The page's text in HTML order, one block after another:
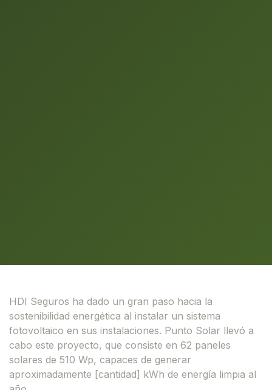
HDI Seguros ha dado un gran paso hacia la
sostenibilidad energética al instalar un sistema
fotovoltaico en sus instalaciones. Punto Solar llevó a
cabo este proyecto, que consiste en 62 paneles
solares de 510 Wp, capaces de generar
aproximadamente [cantidad] kWh de energía limpia al